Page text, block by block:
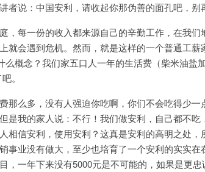
者说：中国安利，请收起你那伪善的面孔吧，别
，每一份的收入都来源自己的辛勤工作，在我
就会遇到危机。然而，就是这样的一个普通工
么概念？我们家五口人一年的生活费（柴米油盐
。
那么多，没有人强迫你吃啊，你们不会吃得少一
是我的家人说：不行！我们做安利，自己都不
相信安利，使用安利？这真是安利的高明之处
事业没有做大，至少也培育了一个安利的实实
，一年下来没有5000元是不可能的，如果是更